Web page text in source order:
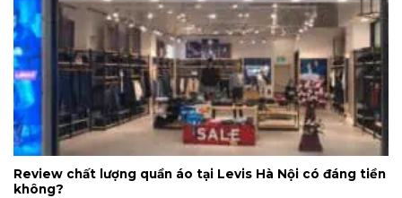
Review chất lượng quần áo tại Levis Hà Nội có đáng tiền
không?